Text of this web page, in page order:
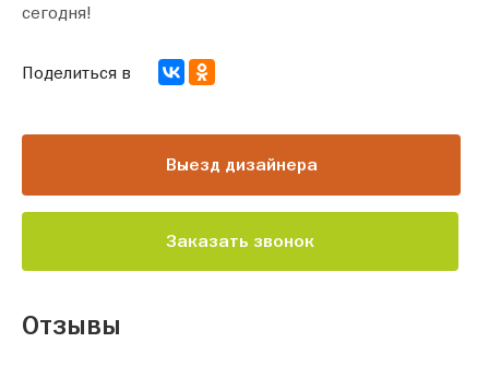
сегодня!
Выезд дизайнера
Заказать звонок
Поделиться в
Отзывы